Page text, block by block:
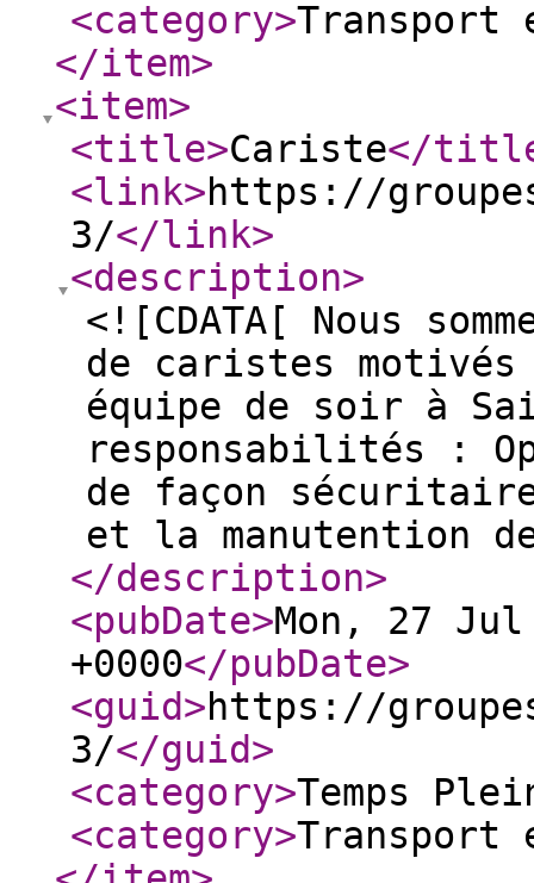
<category>
</item>
<item>
<title>Cariste</
<link>https://
3/</link>
<description>
<![CDATA[ Nous
de caristes
équipe de soir à
responsabilités :
de façon
et la manutention
</description>
<pubDate>Mon, 27
+0000</pubDate>
<guid>https://
3/</guid>
<category>Temps
<category>